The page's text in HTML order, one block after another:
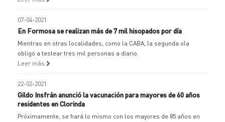
07-04-2021
En Formosa se realizan más de 7 mil hisopados por día
Mientras en otras localidades, como la CABA, la segunda ola
obligó a testear tres mil personas a diario.
Leer más
22-02-2021
Gildo Insfrán anunció la vacunación para mayores de 60 años
residentes en Clorinda
Próximamente, se hará lo mismo con los mayores de 85 años en